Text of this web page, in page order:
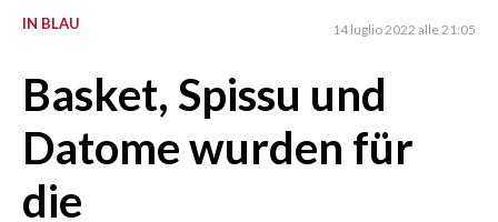
CRONACA
ITALIA
MONDO
POLITICA
IN BLAU 14 luglio 2022 alle 21:05
Basket, Spissu und
Datome wurden für
die